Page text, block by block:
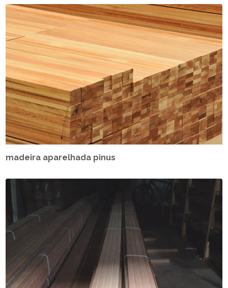
madeira aparelhada pinus